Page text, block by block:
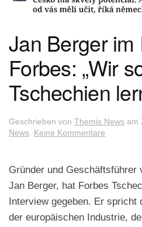
Jan Berger im
Forbes: „Wir
Tschechien
Geschrieben von Themis News am
News Keine Kommentare
im
mit
Forbes:
„Wir
sollten
Gründer und Geschäftsführer
Jan Berger, hat Forbes
Interview gegeben. Er spricht
der europäischen Industrie,